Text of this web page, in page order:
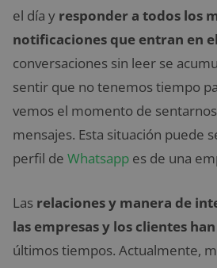
el día y responder a todos los
notificaciones que entran en
conversaciones sin leer se
sentir que no tenemos tiempo
vemos el momento de
mensajes. Esta situación puede
perfil de Whatsapp es de una
Las relaciones y manera de
las empresas y los clientes
últimos tiempos. Actualmente,